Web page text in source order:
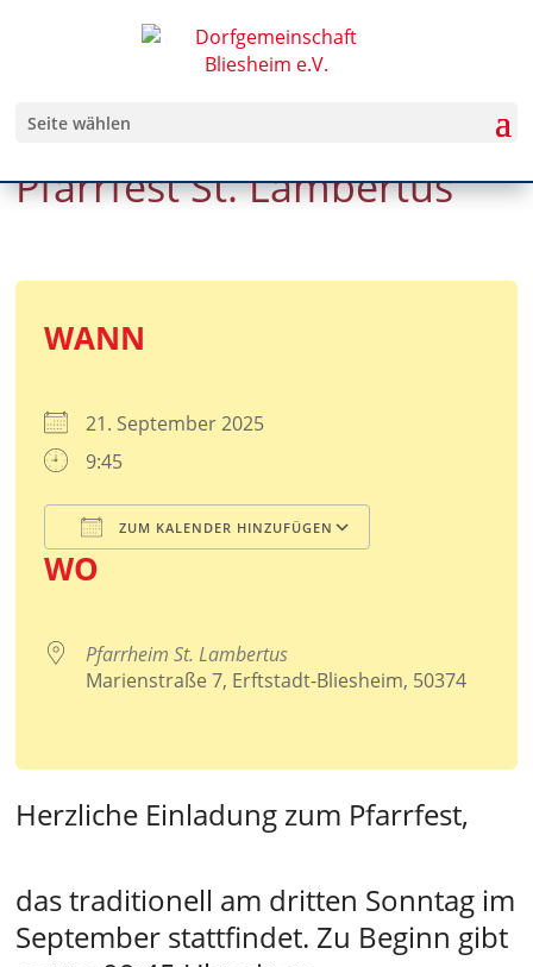
Seite wählen
Pfarrfest St. Lambertus
WANN
21. September 2025
9:45
ZUM KALENDER HINZUFÜGEN
ICS herunterladen
WO
Pfarrheim St. Lambertus
Marienstraße 7, Erftstadt-Bliesheim, 50374
Herzliche Einladung zum Pfarrfest,
das traditionell am dritten Sonntag im
September stattfindet. Zu Beginn gibt